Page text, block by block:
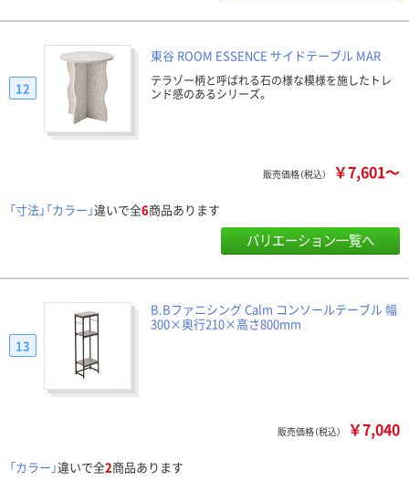
東谷 ROOM ESSENCE サイドテーブル MAR
テラゾー柄と呼ばれる石の様な模様を施したトレ
ンド感のあるシリーズ。
12
販売価格（税込） ￥7,601～
「寸法」「カラー」違いで全6商品あります
バリエーション一覧へ
B.Bファニシング Calm コンソールテーブル 幅
300×奥行210×高さ800mm
13
販売価格（税込） ￥7,040
「カラー」違いで全2商品あります